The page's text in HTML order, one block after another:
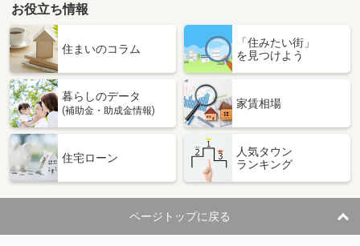
お役立ち情報
住まいのコラム
「住みたい街」
を見つけよう
暮らしのデータ
(補助金・助成金情報)
家賃相場
住宅ローン
人気タウン
ランキング
ページトップに戻る